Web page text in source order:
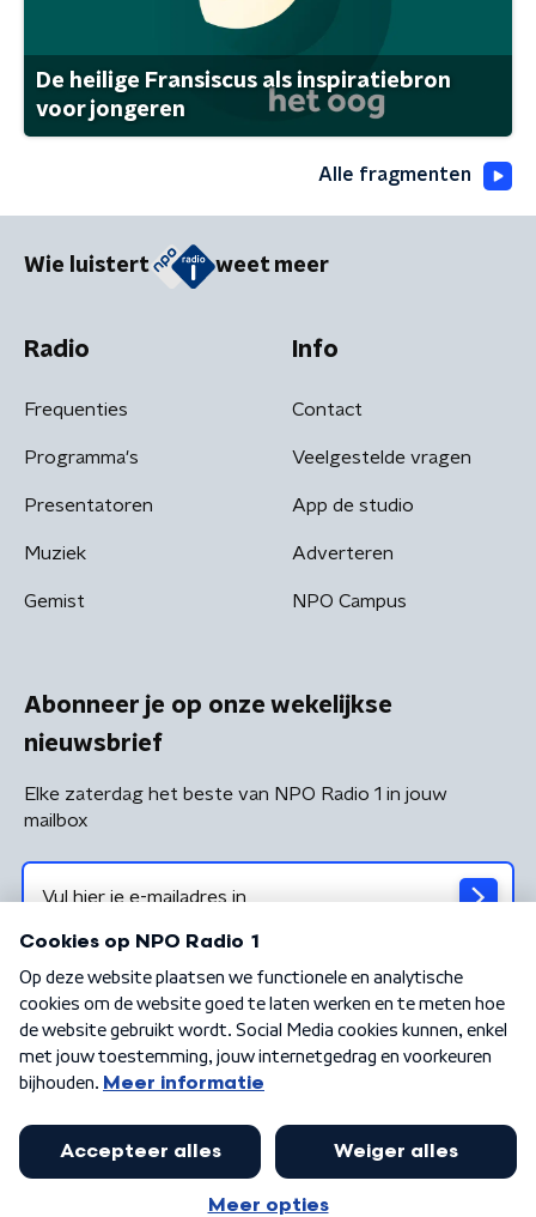
De heilige Fransiscus als inspiratiebron
voor jongeren
Alle fragmenten
Wie luistert weet meer
Radio
Frequenties
Programma's
Presentatoren
Muziek
Gemist
Info
Contact
Veelgestelde vragen
App de studio
Adverteren
NPO Campus
Abonneer je op onze wekelijkse
nieuwsbrief
Elke zaterdag het beste van NPO Radio 1 in jouw
mailbox
Algemene voorwaarden